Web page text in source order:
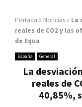
Portada » Noticias » La
reales de CO2 y las
de Equa
España General
La
reales de
40,85%,